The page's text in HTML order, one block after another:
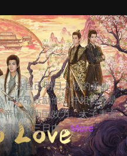
表达自己明日入朝的矛盾
子昂鼓励他，并相信他是
请命为国效力。太子表面
霍影，三日内... More